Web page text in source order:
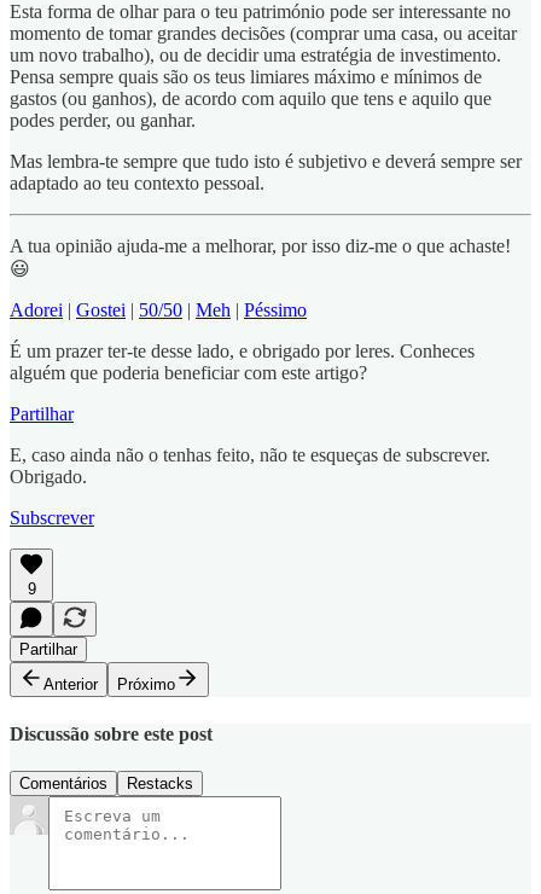
Esta forma de olhar para o teu património pode ser interessante no
momento de tomar grandes decisões (comprar uma casa, ou aceitar
um novo trabalho), ou de decidir uma estratégia de investimento.
Pensa sempre quais são os teus limiares máximo e mínimos de
gastos (ou ganhos), de acordo com aquilo que tens e aquilo que
podes perder, ou ganhar.
Mas lembra-te sempre que tudo isto é subjetivo e deverá sempre ser
adaptado ao teu contexto pessoal.
A tua opinião ajuda-me a melhorar, por isso diz-me o que achaste!
😃
Adorei | Gostei | 50/50 | Meh | Péssimo
É um prazer ter-te desse lado, e obrigado por leres. Conheces
alguém que poderia beneficiar com este artigo?
Partilhar
E, caso ainda não o tenhas feito, não te esqueças de subscrever.
Obrigado.
Subscrever
9
Partilhar
Anterior
Próximo
Discussão sobre este post
Comentários Restacks